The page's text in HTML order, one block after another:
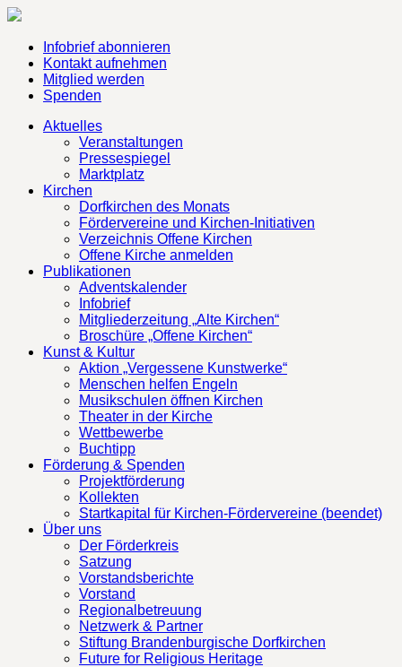
Infobrief abonnieren
Kontakt aufnehmen
Mitglied werden
Spenden
Aktuelles
Veranstaltungen
Pressespiegel
Marktplatz
Kirchen
Dorfkirchen des Monats
Fördervereine und Kirchen-Initiativen
Verzeichnis Offene Kirchen
Offene Kirche anmelden
Publikationen
Adventskalender
Infobrief
Mitgliederzeitung „Alte Kirchen“
Broschüre „Offene Kirchen“
Kunst & Kultur
Aktion „Vergessene Kunstwerke“
Menschen helfen Engeln
Musikschulen öffnen Kirchen
Theater in der Kirche
Wettbewerbe
Buchtipp
Förderung & Spenden
Projektförderung
Kollekten
Startkapital für Kirchen-Fördervereine (beendet)
Über uns
Der Förderkreis
Satzung
Vorstandsberichte
Vorstand
Regionalbetreuung
Netzwerk & Partner
Stiftung Brandenburgische Dorfkirchen
Future for Religious Heritage